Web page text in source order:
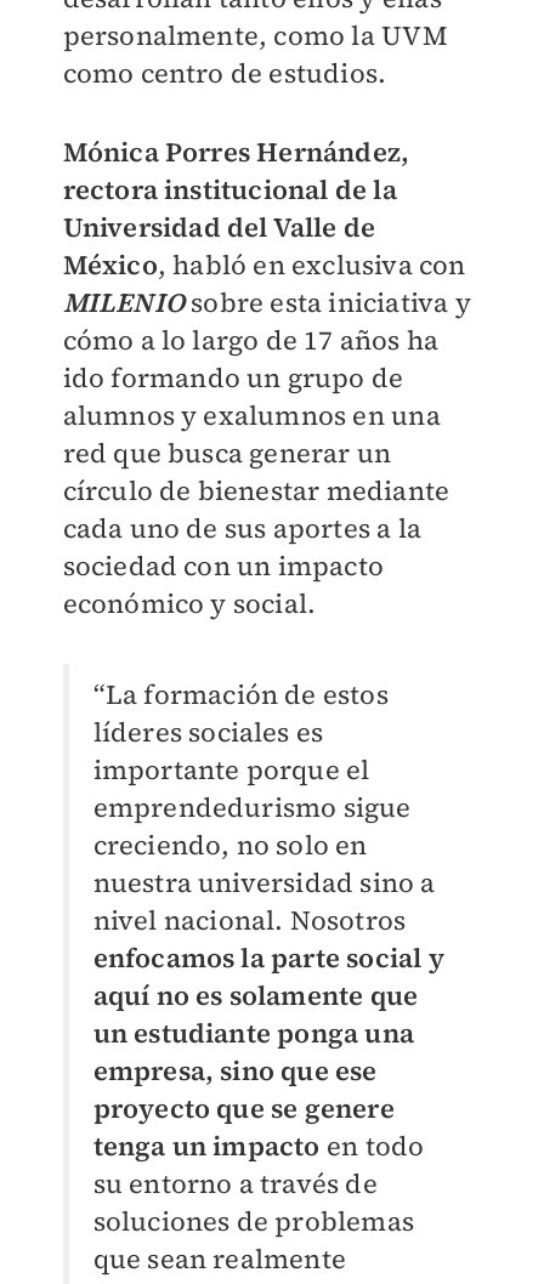
personalmente, como la UVM
como centro de estudios.
Mónica Porres Hernández,
rectora institucional de la
Universidad del Valle de
México, habló en exclusiva con
MILENIOsobre esta iniciativa y
cómo a lo largo de 17 años ha
ido formando un grupo de
alumnos y exalumnos en una
red que busca generar un
círculo de bienestar mediante
cada uno de sus aportes a la
sociedad con un impacto
económico y social.
“La formación de estos
líderes sociales es
importante porque el
emprendedurismo sigue
creciendo, no solo en
nuestra universidad sino a
nivel nacional. Nosotros
enfocamos la parte social y
aquí no es solamente que
un estudiante ponga una
empresa, sino que ese
proyecto que se genere
tenga un impacto en todo
su entorno a través de
soluciones de problemas
que sean realmente